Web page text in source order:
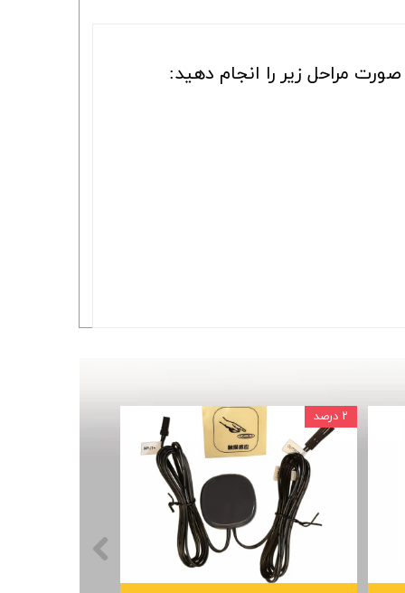
مراحل زیر را انجام دهید:
۲ درصد